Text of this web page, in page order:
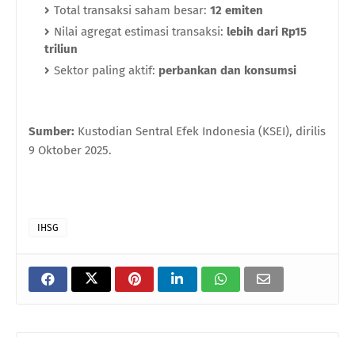
Total transaksi saham besar: 12 emiten
Nilai agregat estimasi transaksi: lebih dari Rp15
triliun
Sektor paling aktif: perbankan dan konsumsi
Sumber: Kustodian Sentral Efek Indonesia (KSEI), dirilis
9 Oktober 2025.
IHSG